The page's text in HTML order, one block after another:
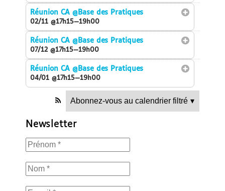
Réunion CA@Base des Pratiques
02/11 @17h15—19h00
Réunion CA@Base des Pratiques
07/12 @17h15—19h00
Réunion CA@Base des Pratiques
04/01 @17h15—19h00
Abonnez-vous au calendrier filtré ▾
Newsletter